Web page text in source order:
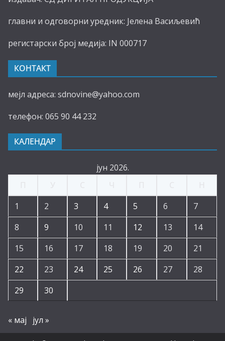
главни и одговорни уредник: Јелена Васиљевић
регистарски број медија: IN 000717
КОНТАКТ
мејл адреса: sdnovine@yahoo.com
телефон: 065 90 44 232
КАЛЕНДАР
јун 2026.
1
2 3 4 5 6
7
8
9 10 11 12 13
14
15
16 17 18 19 20
21
22
23 24 25 26 27
28
29
30
« мај јул »